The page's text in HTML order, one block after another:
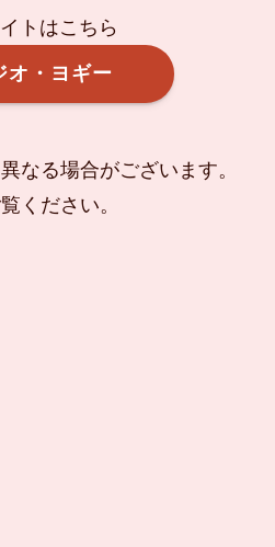
トはこちら
オ・ヨギー
なる場合がございます。
ください。